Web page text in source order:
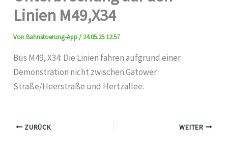
Linien M49,X34
VonBahnstoerung-App/ 24.05.25 12:57
Bus M49, X34: Die Linien fahren aufgrund einer
Demonstration nicht zwischen Gatower
Straße/Heerstraße und Hertzallee.
ZURÜCK WEITER